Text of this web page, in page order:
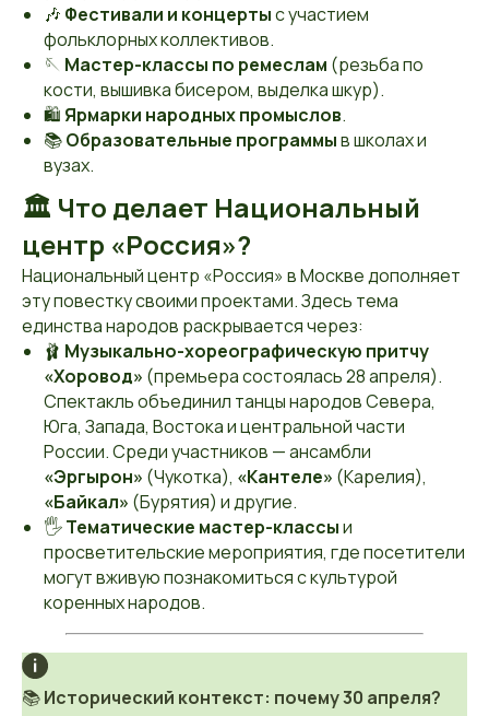
🎶 Фестивали и концертыс участием
фольклорных коллективов.
🪡 Мастер-классы по ремеслам (резьба по
кости, вышивка бисером, выделка шкур).
🛍 Ярмарки народных промыслов.
📚Образовательные программыв школах и
вузах.
🏛 Что делает Национальный
центр «Россия»?
Национальный центр «Россия» в Москве дополняет
эту повестку своими проектами. Здесь тема
единства народов раскрывается через:
🩰 Музыкально-хореографическую притчу
«Хоровод» (премьера состоялась 28 апреля).
Спектакль объединил танцы народов Севера,
Юга, Запада, Востока и центральной части
России. Среди участников — ансамбли
«Эргырон» (Чукотка), «Кантеле» (Карелия),
«Байкал» (Бурятия) и другие.
🖐Тематические мастер-классыи
просветительские мероприятия, где посетители
могут вживую познакомиться с культурой
коренных народов.
📚Исторический контекст: почему 30 апреля?